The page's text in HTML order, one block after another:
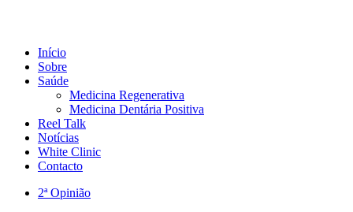
Início
Sobre
Saúde
Medicina Regenerativa
Medicina Dentária Positiva
Reel Talk
Notícias
White Clinic
Contacto
2ª Opinião